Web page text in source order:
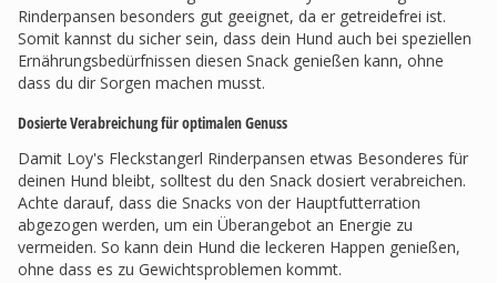
Rinderpansen besonders gut geeignet, da er getreidefrei ist.
Somit kannst du sicher sein, dass dein Hund auch bei speziellen
Ernährungsbedürfnissen diesen Snack genießen kann, ohne
dass du dir Sorgen machen musst.
Dosierte Verabreichung für optimalen Genuss
Damit Loy's Fleckstangerl Rinderpansen etwas Besonderes für
deinen Hund bleibt, solltest du den Snack dosiert verabreichen.
Achte darauf, dass die Snacks von der Hauptfutterration
abgezogen werden, um ein Überangebot an Energie zu
vermeiden. So kann dein Hund die leckeren Happen genießen,
ohne dass es zu Gewichtsproblemen kommt.